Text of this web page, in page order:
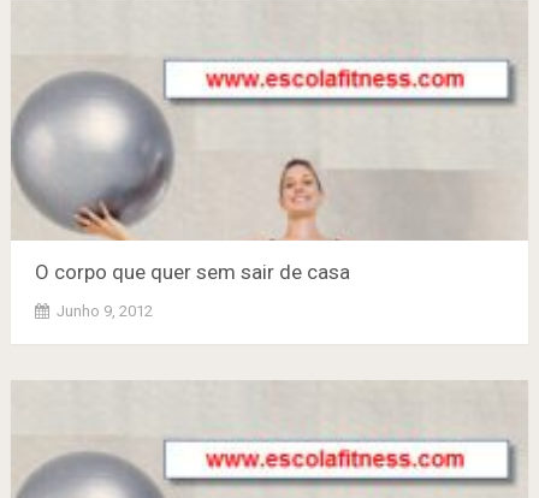
O corpo que quer sem sair de casa
Junho 9, 2012